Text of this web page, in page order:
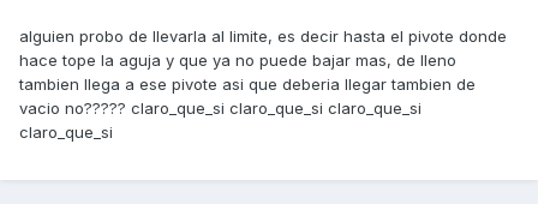
alguien probo de llevarla al limite, es decir hasta el pivote donde
hace tope la aguja y que ya no puede bajar mas, de lleno
tambien llega a ese pivote asi que deberia llegar tambien de
vacio no????? claro_que_si claro_que_si claro_que_si
claro_que_si